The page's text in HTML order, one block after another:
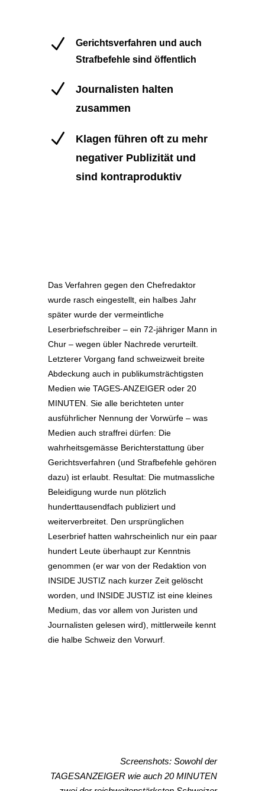
N
Gerichtsverfahren und auch
Strafbefehle sind öffentlich
N
Journalisten halten
zusammen
N
Klagen führen oft zu mehr
negativer Publizität und
sind kontraproduktiv
Das Verfahren gegen den Chefredaktor
wurde rasch eingestellt, ein halbes Jahr
später wurde der vermeintliche
Leserbriefschreiber – ein 72-jähriger Mann in
Chur – wegen übler Nachrede verurteilt.
Letzterer Vorgang fand schweizweit breite
Abdeckung auch in publikumsträchtigsten
Medien wie TAGES-ANZEIGER oder 20
MINUTEN. Sie alle berichteten unter
ausführlicher Nennung der Vorwürfe – was
Medien auch straffrei dürfen: Die
wahrheitsgemässe Berichterstattung über
Gerichtsverfahren (und Strafbefehle gehören
dazu) ist erlaubt. Resultat: Die mutmassliche
Beleidigung wurde nun plötzlich
hunderttausendfach publiziert und
weiterverbreitet. Den ursprünglichen
Leserbrief hatten wahrscheinlich nur ein paar
hundert Leute überhaupt zur Kenntnis
genommen (er war von der Redaktion von
INSIDE JUSTIZ nach kurzer Zeit gelöscht
worden, und INSIDE JUSTIZ ist eine kleines
Medium, das vor allem von Juristen und
Journalisten gelesen wird), mittlerweile kennt
die halbe Schweiz den Vorwurf.
Screenshots: Sowohl der
TAGESANZEIGER wie auch 20 MINUTEN